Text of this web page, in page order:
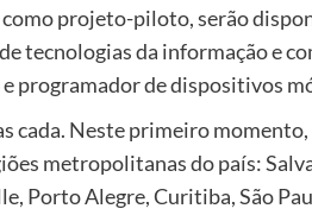
projeto-piloto, serão
tecnologias da informação e
programador de dispositivos
cada. Neste primeiro
metropolitanas do país:
Porto Alegre, Curitiba, São